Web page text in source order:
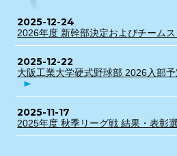
2025-12-24
2026年度 新幹部決定およびチーム
2025-12-22
大阪工業大学硬式野球部 2026入部予
2025-11-17
2025年度 秋季リーグ戦 結果・表彰